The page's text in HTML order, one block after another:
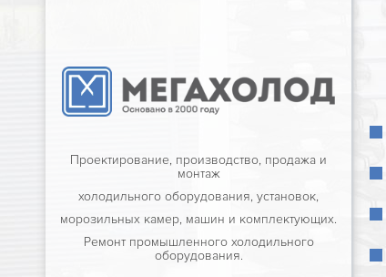
Проектирование, производство, продажа и
монтаж
холодильного оборудования, установок,
морозильных камер, машин и комплектующих.
Ремонт промышленного холодильного
оборудования.